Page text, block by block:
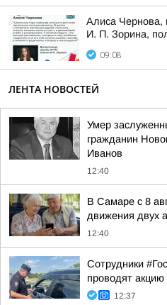
Алиса
И. П. Зорина,
09:08
ЛЕНТА НОВОСТЕЙ
Умер
гражданин
Иванов
12:40
В Самаре с 8
движения двух
12:40
Сотрудники
проводят
12:37